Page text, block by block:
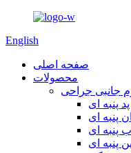
English
صفحه اصلی
محصولات
جانبی جراحی
پد پنبه ای
پنبه ای
پنبه ای
پنبه ای